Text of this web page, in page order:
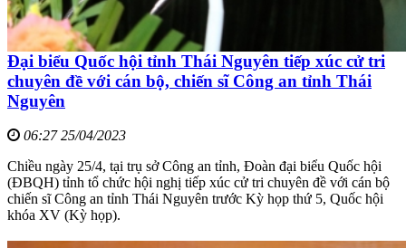
Đại biểu Quốc hội tỉnh Thái Nguyên tiếp xúc cử tri
chuyên đề với cán bộ, chiến sĩ Công an tỉnh Thái
Nguyên
06:27 25/04/2023
Chiều ngày 25/4, tại trụ sở Công an tỉnh, Đoàn đại biểu Quốc hội
(ĐBQH) tỉnh tổ chức hội nghị tiếp xúc cử tri chuyên đề với cán bộ
chiến sĩ Công an tỉnh Thái Nguyên trước Kỳ họp thứ 5, Quốc hội
khóa XV (Kỳ họp).